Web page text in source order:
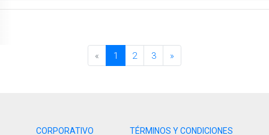
« 1 2 3 »
CORPORATIVO TÉRMINOS Y CONDICIONES